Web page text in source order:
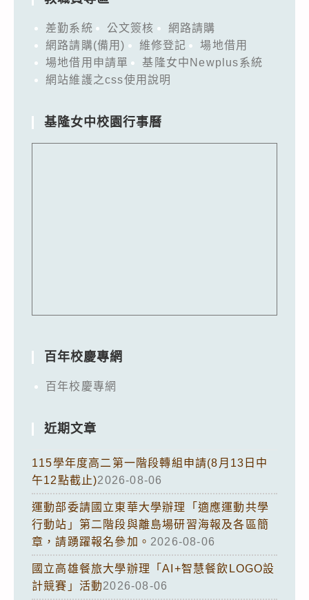
差勤系統 公文簽核
網路請購
網路請購(備用)
維修登記
場地借用
場地借用申請單
基隆女中Newplus系統
網站維護之css使用說明
基隆女中校園行事曆
百年校慶專網
百年校慶專網
近期文章
115學年度高二第一階段轉組申請(8月13日中
午12點截止)2026-08-06
運動部委請國立東華大學辦理「適應運動共學
行動站」第二階段與離島場研習海報及各區簡
章，請踴躍報名參加。 2026-08-06
國立高雄餐旅大學辦理「AI+智慧餐飲LOGO設
計競賽」活動2026-08-06